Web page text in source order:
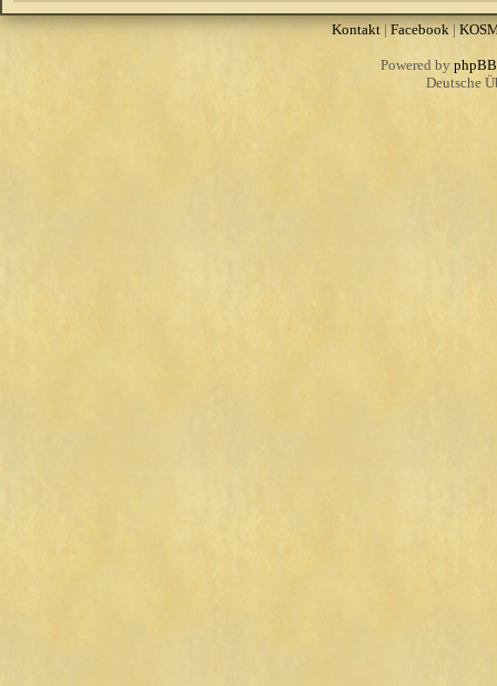
Kontakt| Facebook|
Powered by phpBB
Deutsche